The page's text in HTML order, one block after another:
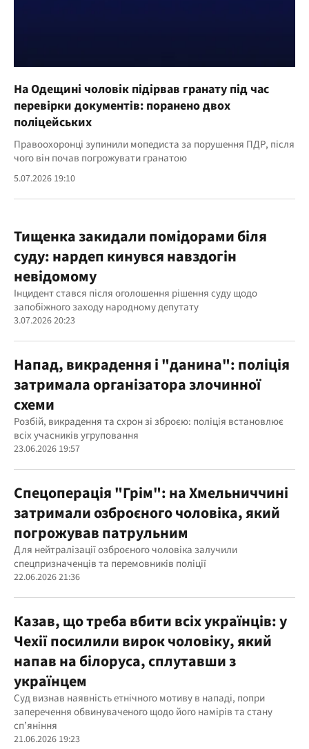
На Одещині чоловік підірвав гранату під час
перевірки документів: поранено двох
поліцейських
Правоохоронці зупинили мопедиста за порушення ПДР, після
чого він почав погрожувати гранатою
5.07.2026 19:10
Тищенка закидали помідорами біля
суду: нардеп кинувся навздогін
невідомому
Інцидент стався після оголошення рішення суду щодо
запобіжного заходу народному депутату
3.07.2026 20:23
Напад, викрадення і "данина": поліція
затримала організатора злочинної
схеми
Розбій, викрадення та схрон зі зброєю: поліція встановлює
всіх учасників угруповання
23.06.2026 19:57
Спецоперація "Грім": на Хмельниччині
затримали озброєного чоловіка, який
погрожував патрульним
Для нейтралізації озброєного чоловіка залучили
спецпризначенців та перемовників поліції
22.06.2026 21:36
Казав, що треба вбити всіх українців: у
Чехії посилили вирок чоловіку, який
напав на білоруса, сплутавши з
українцем
Суд визнав наявність етнічного мотиву в нападі, попри
заперечення обвинуваченого щодо його намірів та стану
сп’яніння
21.06.2026 19:23